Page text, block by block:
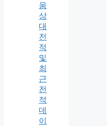
움
상
대
전
적
및
최
근
전
적
데
이